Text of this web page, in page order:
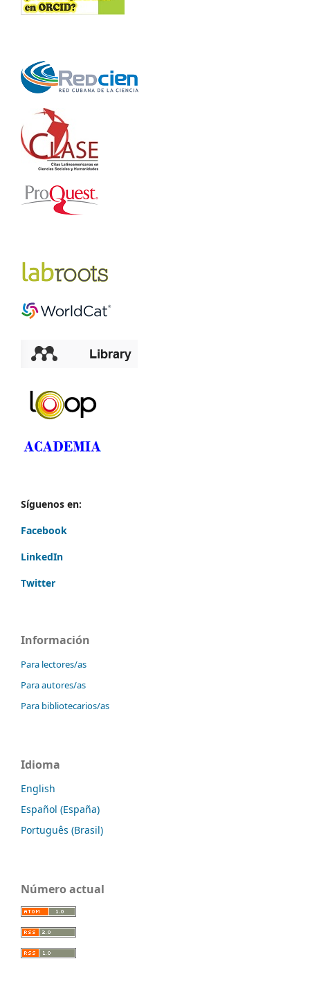
Síguenos en:
Facebook
LinkedIn
Twitter
Información
Para lectores/as
Para autores/as
Para bibliotecarios/as
Idioma
English
Español (España)
Português (Brasil)
Número actual